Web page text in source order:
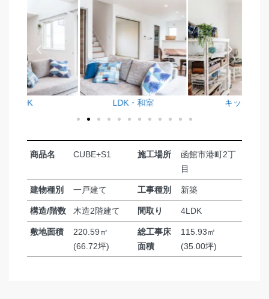
商品名 CUBE+S1 施工場所
函館市港町2丁
目
建物種別 一戸建て 工事種別 新築
構造/階数 木造2階建て 間取り 4LDK
敷地面積
220.59㎡
(66.72坪)
総工事床
面積
115.93㎡
(35.00坪)